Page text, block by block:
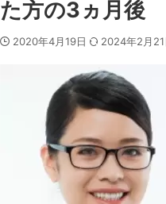
た方の3ヵ月後
2020年4月19日 2024年2月21